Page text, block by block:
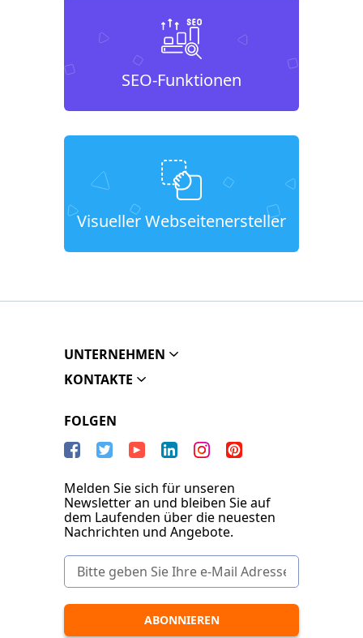
SEO-Funktionen
Visueller Webseitenersteller
UNTERNEHMEN
KONTAKTE
FOLGEN
Melden Sie sich für unseren
Newsletter an und bleiben Sie auf
dem Laufenden über die neuesten
Nachrichten und Angebote.